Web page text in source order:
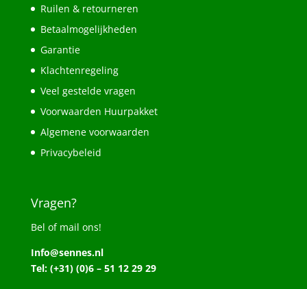
Ruilen & retourneren
Betaalmogelijkheden
Garantie
Klachtenregeling
Veel gestelde vragen
Voorwaarden Huurpakket
Algemene voorwaarden
Privacybeleid
Vragen?
Bel of mail ons!
Info@sennes.nl
Tel: (+31) (0)6 – 51 12 29 29